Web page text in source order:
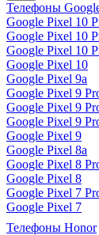
Телефоны
Google Pixel 10
Google Pixel 10
Google Pixel 10
Google Pixel 10
Google Pixel 9a
Google Pixel 9
Google Pixel 9
Google Pixel 9
Google Pixel 9
Google Pixel 8a
Google Pixel 8
Google Pixel 8
Google Pixel 7
Google Pixel 7
Телефоны Honor